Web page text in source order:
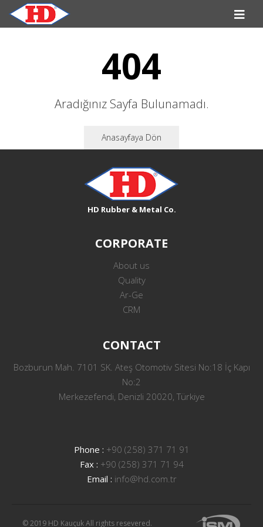
404
Aradığınız Sayfa Bulunamadı.
Anasayfaya Dön
HD Rubber & Metal Co.
CORPORATE
About us
Quality
Ar-Ge
CRM
CONTACT
Bozburun Mah. 7101 SK. Ateş Otomotiv Sitesi No:18 İç Kapı
No:2
Merkezefendi, Denizli 20020, Türkiye
Phone : +90 (258) 371 71 91
Fax : +90 (258) 371 71 94
Email : info@hd.com.tr
© 2019 HD Kauçuk All rights resevered.